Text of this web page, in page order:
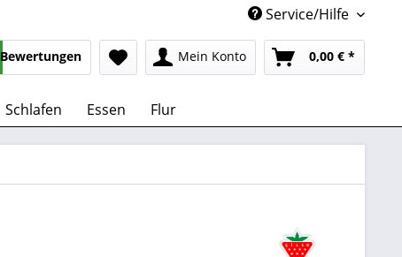
Service/Hilfe
Bewertungen Mein Konto 0,00 € *
Schlafen Essen Flur